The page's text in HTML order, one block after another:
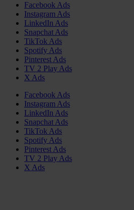
Facebook Ads
Instagram Ads
LinkedIn Ads
Snapchat Ads
TikTok Ads
Spotify Ads
Pinterest Ads
TV 2 Play Ads
X Ads
Facebook Ads
Instagram Ads
LinkedIn Ads
Snapchat Ads
TikTok Ads
Spotify Ads
Pinterest Ads
TV 2 Play Ads
X Ads